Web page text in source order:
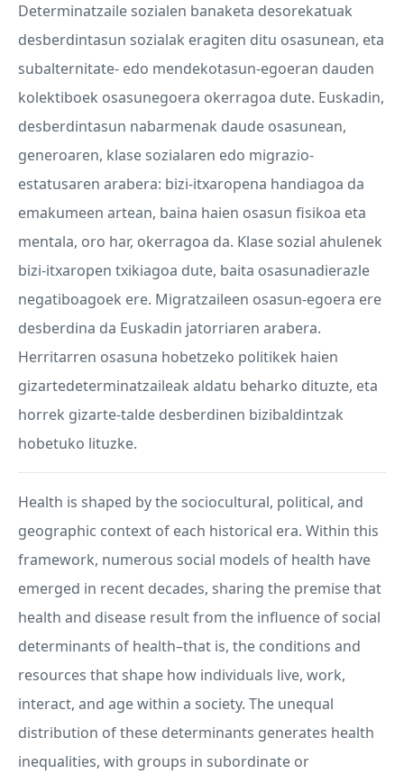
Determinatzaile sozialen banaketa desorekatuak
desberdintasun sozialak eragiten ditu osasunean, eta
subalternitate- edo mendekotasun-egoeran dauden
kolektiboek osasunegoera okerragoa dute. Euskadin,
desberdintasun nabarmenak daude osasunean,
generoaren, klase sozialaren edo migrazio-
estatusaren arabera: bizi-itxaropena handiagoa da
emakumeen artean, baina haien osasun fisikoa eta
mentala, oro har, okerragoa da. Klase sozial ahulenek
bizi-itxaropen txikiagoa dute, baita osasunadierazle
negatiboagoek ere. Migratzaileen osasun-egoera ere
desberdina da Euskadin jatorriaren arabera.
Herritarren osasuna hobetzeko politikek haien
gizartedeterminatzaileak aldatu beharko dituzte, eta
horrek gizarte-talde desberdinen bizibaldintzak
hobetuko lituzke.
Health is shaped by the sociocultural, political, and
geographic context of each historical era. Within this
framework, numerous social models of health have
emerged in recent decades, sharing the premise that
health and disease result from the influence of social
determinants of health–that is, the conditions and
resources that shape how individuals live, work,
interact, and age within a society. The unequal
distribution of these determinants generates health
inequalities, with groups in subordinate or